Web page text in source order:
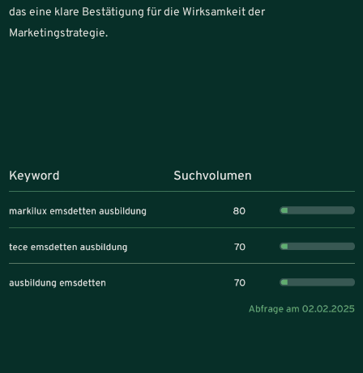
das eine klare Bestätigung für die Wirksamkeit der
Marketingstrategie.